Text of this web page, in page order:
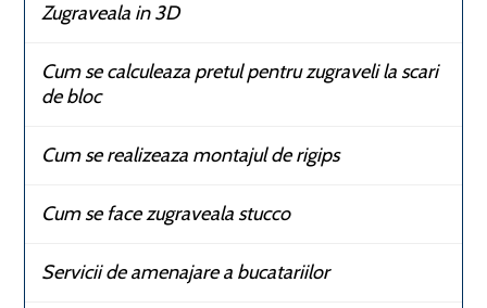
Zugraveala in 3D
Cum se calculeaza pretul pentru zugraveli la scari
de bloc
Cum se realizeaza montajul de rigips
Cum se face zugraveala stucco
Servicii de amenajare a bucatariilor